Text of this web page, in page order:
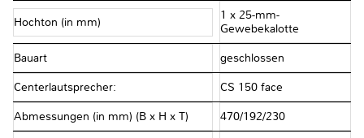
Hochton (in mm)
1 x 25-mm-
Gewebekalotte
Bauart geschlossen
Centerlautsprecher: CS 150 face
Abmessungen (in mm) (B x H x T) 470/192/230